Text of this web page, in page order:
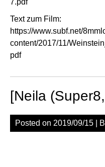
7.pdf
Text zum Film:
https://www.subf.net/
content/2017/11/
pdf
[Neila
Posted on 2019/09/15 |